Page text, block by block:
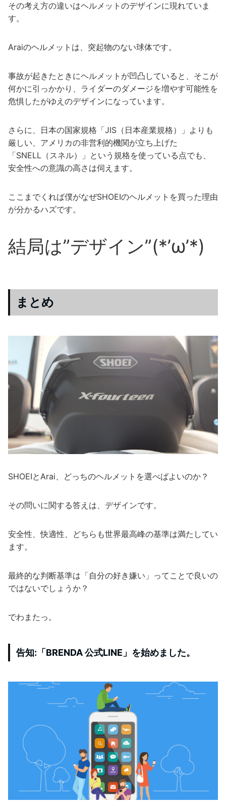
その考え方の違いはヘルメットのデザインに現れていま
す。
Araiのヘルメットは、突起物のない球体です。
事故が起きたときにヘルメットが凹凸していると、そこが
何かに引っかかり、ライダーのダメージを増やす可能性を
危惧したがゆえのデザインになっています。
さらに、日本の国家規格「JIS（日本産業規格）」よりも
厳しい、アメリカの非営利的機関が立ち上げた
「SNELL（スネル）」という規格を使っている点でも、
安全性への意識の高さは伺えます。
ここまでくれば僕がなぜSHOEIのヘルメットを買った理由
が分かるハズです。
結局は”デザイン”(*’ω’*)
まとめ
SHOEIとArai、どっちのヘルメットを選べばよいのか？
その問いに関する答えは、デザインです。
安全性、快適性、どちらも世界最高峰の基準は満たしてい
ます。
最終的な判断基準は「自分の好き嫌い」ってことで良いの
ではないでしょうか？
でわまたっ。
告知:「BRENDA 公式LINE」を始めました。